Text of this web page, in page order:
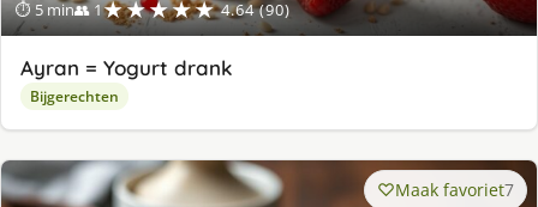
⏱ 5 min👥 1★★★★★ 4.64 (90)
Ayran = Yogurt drank
Bijgerechten
Maak favoriet7